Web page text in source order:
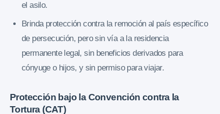
el asilo.
Brinda protección contra la remoción al país específico
de persecución, pero sin vía a la residencia
permanente legal, sin beneficios derivados para
cónyuge o hijos, y sin permiso para viajar.
Protección bajo la Convención contra la
Tortura (CAT)